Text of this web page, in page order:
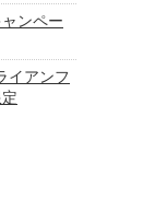
ンペー
イアンフ